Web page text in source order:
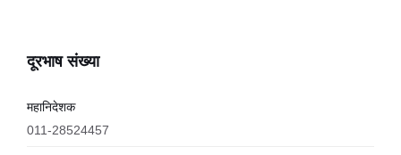
दूरभाष संख्या
महानिदेशक
011-28524457